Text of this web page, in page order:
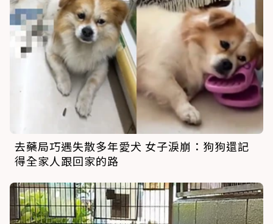
去藥局巧遇失散多年愛犬 女子淚崩：狗狗還記
得全家人跟回家的路